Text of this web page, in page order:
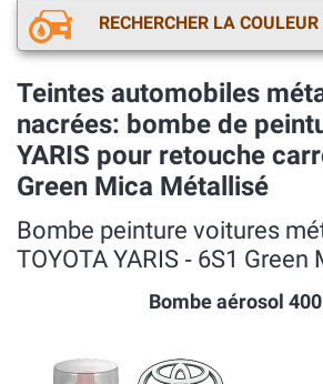
RECHERCHER LA
Teintes automobiles
nacrées: bombe de
YARIS pour retouche
Green Mica Métallisé
Bombe peinture voitures
TOYOTA YARIS ‐ 6S1
Bombe aérosol